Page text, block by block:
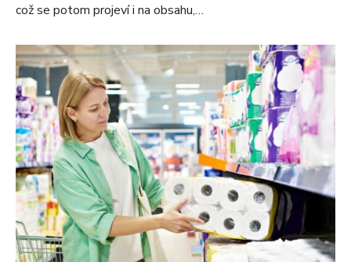
což se potom projeví i na obsahu,…